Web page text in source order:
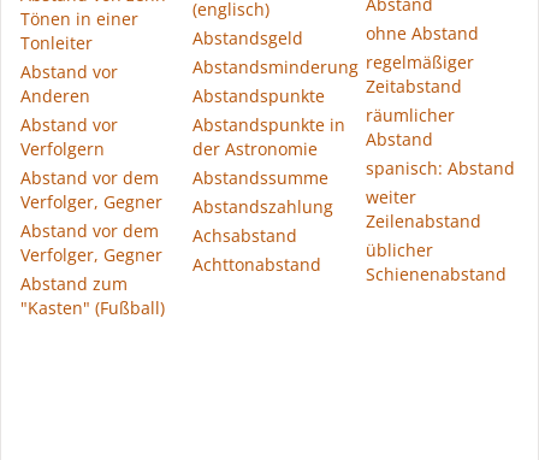
Tönen in einer
Tonleiter
Abstand vor
Anderen
Abstand vor
Verfolgern
Abstand vor dem
Verfolger, Gegner
Abstand vor dem
Verfolger, Gegner
Abstand zum
"Kasten" (Fußball)
(englisch)
Abstandsgeld
Abstandsminderung
Abstandspunkte
Abstandspunkte in
der Astronomie
Abstandssumme
Abstandszahlung
Achsabstand
Achttonabstand
ohne Abstand
regelmäßiger
Zeitabstand
räumlicher
Abstand
spanisch: Abstand
weiter
Zeilenabstand
üblicher
Schienenabstand